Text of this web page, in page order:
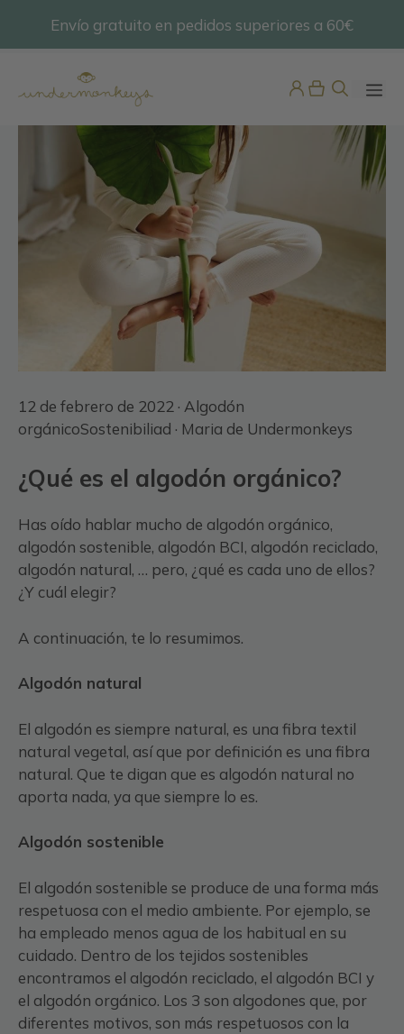
Envío gratuito en pedidos superiores a 60€
@undermonkeyskids
12 de febrero de 2022 · Algodón
orgánicoSostenibiliad · Maria de Undermonkeys
¿Qué es el algodón orgánico?
Has oído hablar mucho de algodón orgánico,
algodón sostenible, algodón BCI, algodón reciclado,
algodón natural, … pero, ¿qué es cada uno de ellos?
¿Y cuál elegir?
A continuación, te lo resumimos.
Algodón natural
El algodón es siempre natural, es una fibra textil
natural vegetal, así que por definición es una fibra
natural. Que te digan que es algodón natural no
aporta nada, ya que siempre lo es.
Algodón sostenible
El algodón sostenible se produce de una forma más
respetuosa con el medio ambiente. Por ejemplo, se
ha empleado menos agua de los habitual en su
cuidado. Dentro de los tejidos sostenibles
encontramos el algodón reciclado, el algodón BCI y
el algodón orgánico. Los 3 son algodones que, por
diferentes motivos, son más respetuosos con la
Chupetero Bambula